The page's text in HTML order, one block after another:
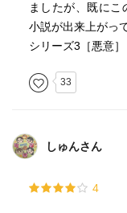
加賀は未緒の過
い指導を受け、踊
きたことを知る
が、その裏には孤
に触れようとする
はなく、バレエ団
ましたが、既に
小説が出来上がっ
シリーズ3［悪意］
33
しゅんさん
4